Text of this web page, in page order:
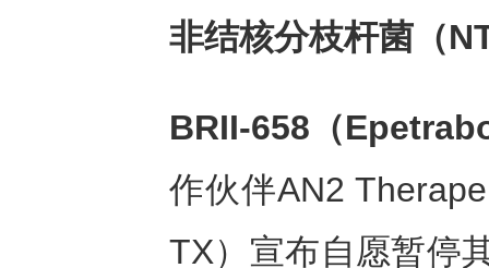
非结核分枝杆菌（
BRII-658（
作伙伴AN2
TX）宣布自愿暂停